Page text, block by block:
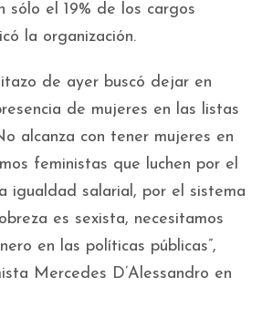
sólo el 19% de los cargos
la organización.
de ayer buscó dejar en
de mujeres en las listas
alcanza con tener mujeres en
feministas que luchen por el
igualdad salarial, por el sistema
es sexista, necesitamos
en las políticas públicas”,
Mercedes D’Alessandro en